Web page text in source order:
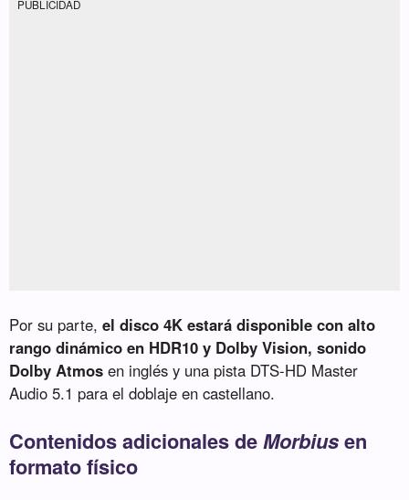
PUBLICIDAD
Por su parte,el disco 4K estará disponible con alto
rango dinámico en HDR10 y Dolby Vision, sonido
Dolby Atmos en inglés y una pista DTS-HD Master
Audio 5.1 para el doblaje en castellano.
Contenidos adicionales deMorbiusen
formato físico